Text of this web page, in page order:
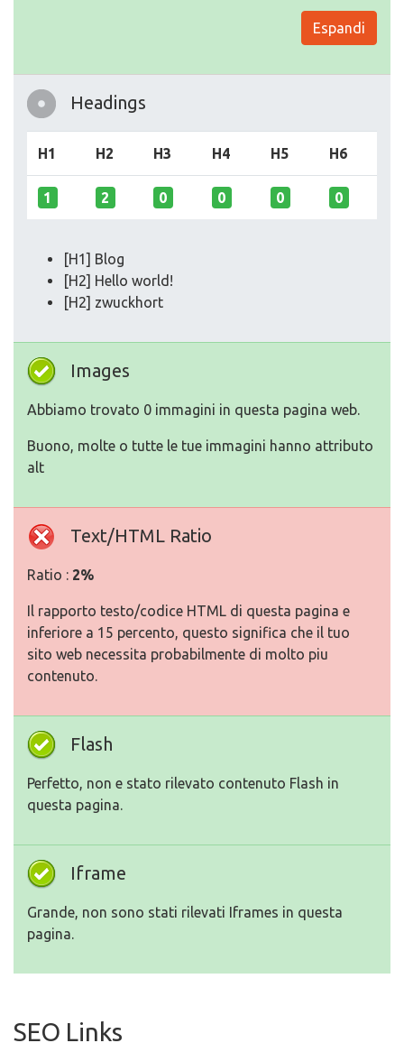
Espandi
Headings
H1 H2 H3 H4 H5 H6
1 2 0 0 0 0
[H1] Blog
[H2] Hello world!
[H2] zwuckhort
Images
Abbiamo trovato 0 immagini in questa pagina web.
Buono, molte o tutte le tue immagini hanno attributo
alt
Text/HTML Ratio
Ratio : 2%
Il rapporto testo/codice HTML di questa pagina e
inferiore a 15 percento, questo significa che il tuo
sito web necessita probabilmente di molto piu
contenuto.
Flash
Perfetto, non e stato rilevato contenuto Flash in
questa pagina.
Iframe
Grande, non sono stati rilevati Iframes in questa
pagina.
SEO Links